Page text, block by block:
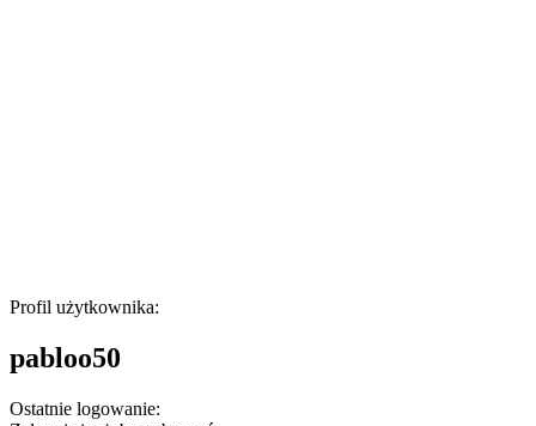
Profil użytkownika:
pabloo50
Ostatnie logowanie: